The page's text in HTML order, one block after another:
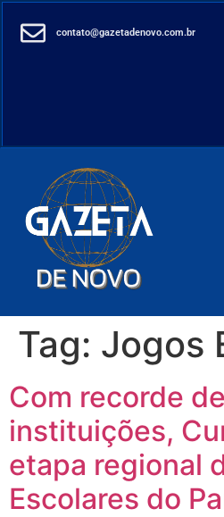
contato@gazetadenovo.com.br
Tag: Jogos
Com recorde de
instituições,
etapa regional
Escolares do